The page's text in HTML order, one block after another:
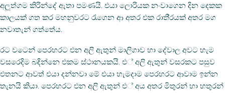
අලූත්ගම කිරින්දේ ඇතා පමණයි. එයා ලොරියක නංවාගෙන දින දෙකක
කාලයක් ගත කර මහනුවරට රැගෙන ආ අතර එක රාති‍්‍රයක් අතර මග
නවාතැන් ගත්තේය.
රට වටෙන් පෙරහරට එන අලි ඇතුන් මාලිගාව හා දේවාල අවට හැම
වසරෙදිම බඳින්නෙ එකම ස්ථානයකයි. එ් අලි ඇතුන් වසරකට පසුව
එතනට ආවත් එයා දන්නවා මේ එයා හැමදාම පෙරහරට ආවාම ඉන්න
තැනයි කියා. පෙරහරට එන අලි ඇතුන් එ් අය අතර මිතුරන් හා හතුරන්